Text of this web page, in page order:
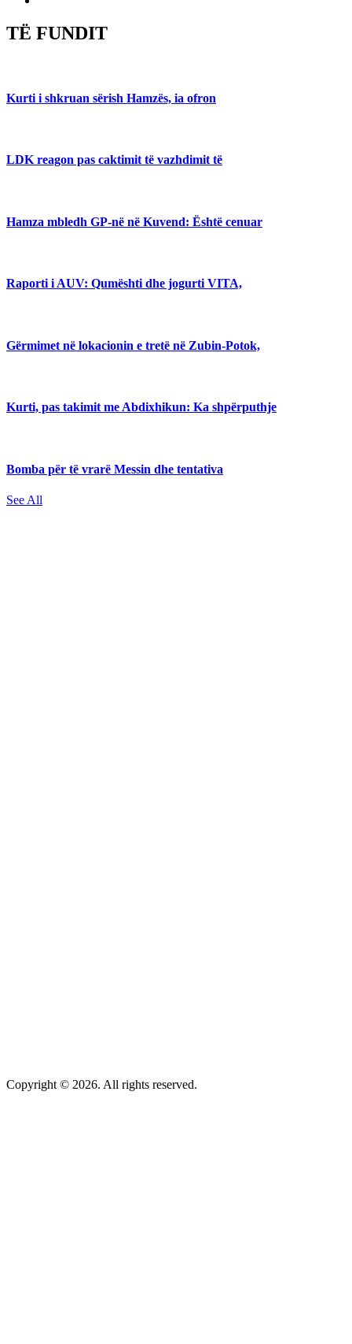
TË FUNDIT
Kurti i shkruan sërish Hamzës, ia ofron
LDK reagon pas caktimit të vazhdimit të
Hamza mbledh GP-në në Kuvend: Është cenuar
Raporti i AUV: Qumështi dhe jogurti VITA,
Gërmimet në lokacionin e tretë në Zubin-Potok,
Kurti, pas takimit me Abdixhikun: Ka shpërputhje
Bomba për të vrarë Messin dhe tentativa
See All
Copyright © 2026. All rights reserved.